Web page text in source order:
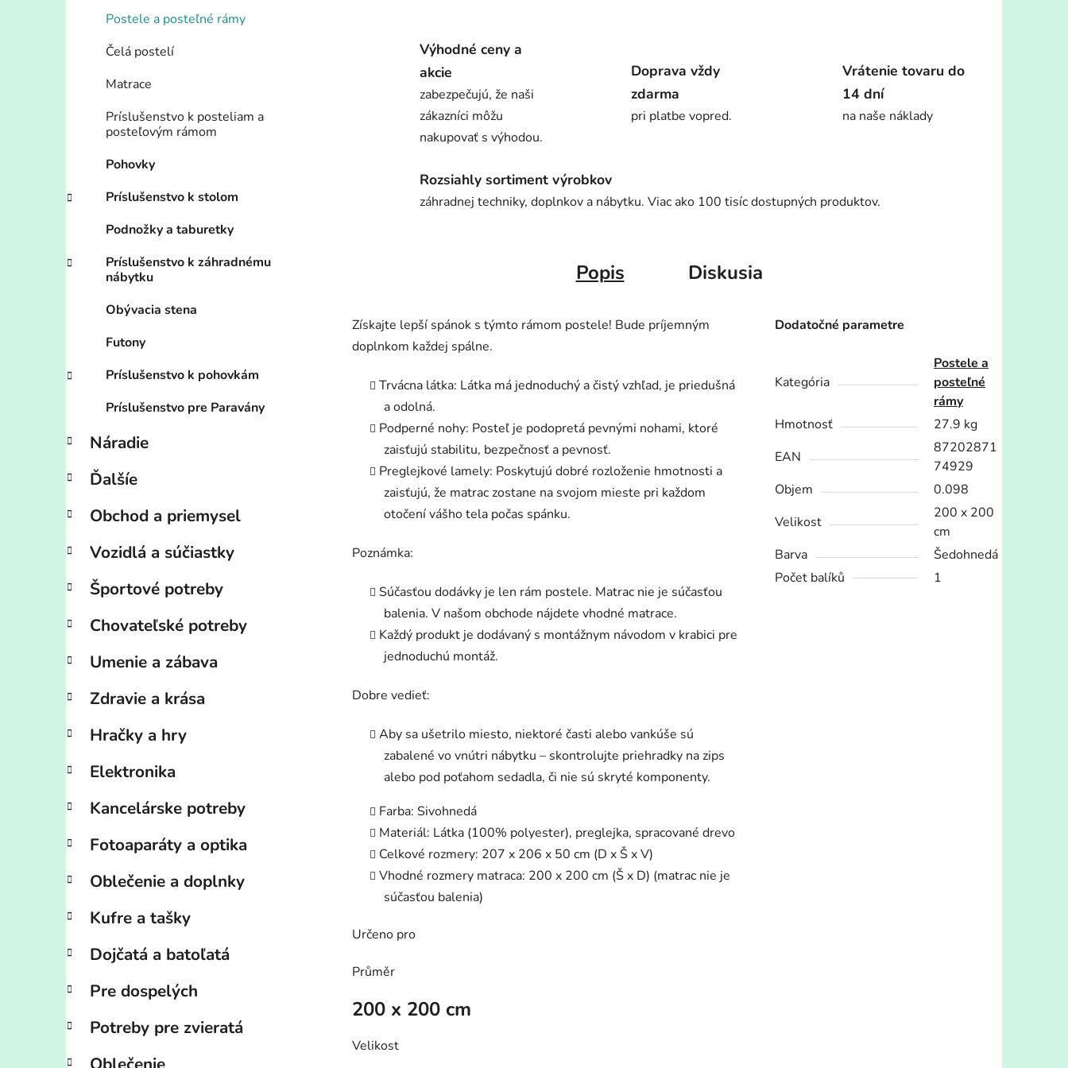
Postele a posteľné rámy
Čelá postelí
Matrace
Príslušenstvo k posteliam a
posteľovým rámom
Pohovky
Príslušenstvo k stolom
Podnožky a taburetky
Príslušenstvo k záhradnému
nábytku
Obývacia stena
Futony
Príslušenstvo k pohovkám
Príslušenstvo pre Paravány
Náradie
Ďalšíe
Obchod a priemysel
Vozidlá a súčiastky
Športové potreby
Chovateľské potreby
Umenie a zábava
Zdravie a krása
Hračky a hry
Elektronika
Kancelárske potreby
Fotoaparáty a optika
Oblečenie a doplnky
Kufre a tašky
Dojčatá a batoľatá
Pre dospelých
Potreby pre zvieratá
Výhodné ceny a
akcie
zabezpečujú, že naši
zákazníci môžu
nakupovať s výhodou.
Doprava vždy
zdarma
pri platbe vopred.
Vrátenie tovaru do
14 dní
na naše náklady
Rozsiahly sortiment výrobkov
záhradnej techniky, doplnkov a nábytku. Viac ako 100 tisíc dostupných produktov.
Popis Diskusia
Získajte lepší spánok s týmto rámom postele! Bude príjemným
doplnkom každej spálne.
Trvácna látka: Látka má jednoduchý a čistý vzhľad, je priedušná
a odolná.
Podperné nohy: Posteľ je podopretá pevnými nohami, ktoré
zaisťujú stabilitu, bezpečnosť a pevnosť.
Preglejkové lamely: Poskytujú dobré rozloženie hmotnosti a
zaisťujú, že matrac zostane na svojom mieste pri každom
otočení vášho tela počas spánku.
Poznámka:
Súčasťou dodávky je len rám postele. Matrac nie je súčasťou
balenia. V našom obchode nájdete vhodné matrace.
Každý produkt je dodávaný s montážnym návodom v krabici pre
jednoduchú montáž.
Dobre vedieť:
Aby sa ušetrilo miesto, niektoré časti alebo vankúše sú
zabalené vo vnútri nábytku – skontrolujte priehradky na zips
alebo pod poťahom sedadla, či nie sú skryté komponenty.
Farba: Sivohnedá
Materiál: Látka (100% polyester), preglejka, spracované drevo
Celkové rozmery: 207 x 206 x 50 cm (D x Š x V)
Vhodné rozmery matraca: 200 x 200 cm (Š x D) (matrac nie je
súčasťou balenia)
Určeno pro
Průměr
200 x 200 cm
Velikost
Dodatočné parametre
Kategória
Postele a
posteľné
rámy
Hmotnosť
27.9 kg
EAN
87202871
74929
Objem
0.098
Velikost
200 x 200
cm
Barva
Šedohnedá
Počet balíků
1